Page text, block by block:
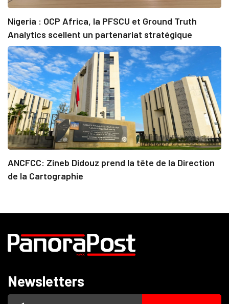
Nigeria : OCP Africa, la PFSCU et Ground Truth
Analytics scellent un partenariat stratégique
ANCFCC: Zineb Didouz prend la tête de la Direction
de la Cartographie
Newsletters